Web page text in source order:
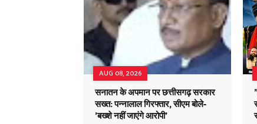
AUG 08, 2026
सनातन के अपमान पर छत्तीसगढ़ सरकार
सख्त: पन्नालाल गिरफ्तार, सीएम बोले-
'बख्शे नहीं जाएंगे आरोपी'